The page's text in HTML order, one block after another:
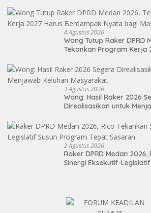
4 Agustus 2026
Wong Tutup Raker DPRD
Tekankan Program Kerja
3 Agustus 2026
Wong: Hasil Raker 2026
Direalisasikan untuk
2 Agustus 2026
Raker DPRD Medan 2026,
Sinergi Eksekutif-